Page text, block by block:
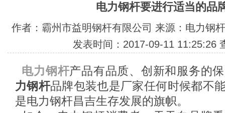
电力钢杆要进行适当的品
作者：霸州市益明钢杆有限公司 来源：电力钢
发表时间：2017-09-11 11:25:26
电力钢杆产品有品质、创新和服务的
力钢杆品牌包装也是厂家任何时候都不
是电力钢杆昌吉生存发展的旗帜。